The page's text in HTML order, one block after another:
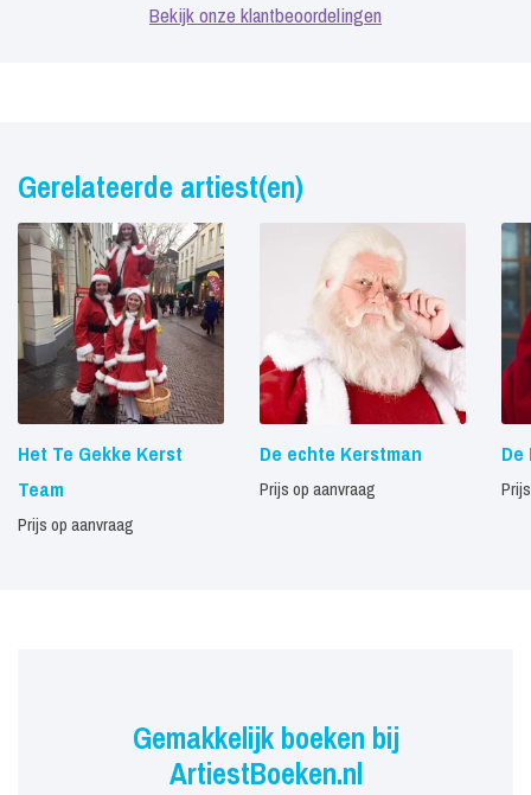
Bekijk onze klantbeoordelingen
Gerelateerde artiest(en)
Het Te Gekke Kerst
Team
Prijs op aanvraag
De echte Kerstman
Prijs op aanvraag
Gemakkelijk boeken bij
ArtiestBoeken.nl